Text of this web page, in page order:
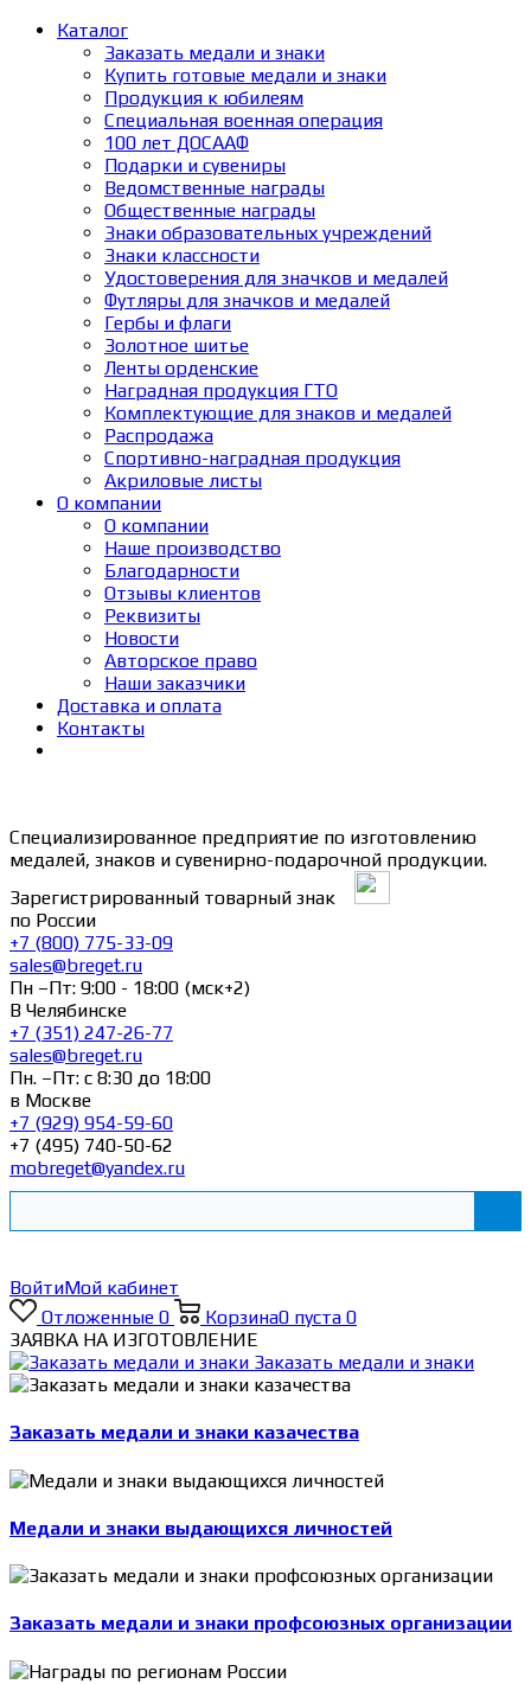
Каталог
Заказать медали и знаки
Купить готовые медали и знаки
Продукция к юбилеям
Специальная военная операция
100 лет ДОСААФ
Подарки и сувениры
Ведомственные награды
Общественные награды
Знаки образовательных учреждений
Знаки классности
Удостоверения для значков и медалей
Футляры для значков и медалей
Гербы и флаги
Золотное шитье
Ленты орденские
Наградная продукция ГТО
Комплектующие для знаков и медалей
Распродажа
Спортивно-наградная продукция
Акриловые листы
О компании
О компании
Наше производство
Благодарности
Отзывы клиентов
Реквизиты
Новости
Авторское право
Наши заказчики
Доставка и оплата
Контакты
Специализированное предприятие по изготовлению
медалей, знаков и сувенирно-подарочной продукции.
Зарегистрированный товарный знак
по России
+7 (800) 775-33-09
sales@breget.ru
Пн –Пт: 9:00 - 18:00 (мск+2)
В Челябинске
+7 (351) 247-26-77
sales@breget.ru
Пн. –Пт: с 8:30 до 18:00
в Москве
+7 (929) 954-59-60
+7 (495) 740-50-62
mobreget@yandex.ru
ВойтиМой кабинет
Отложенные 0 Корзина0 пуста 0
ЗАЯВКА НА ИЗГОТОВЛЕНИЕ
Заказать медали и знаки
Заказать медали и знаки казачества
Медали и знаки выдающихся личностей
Заказать медали и знаки профсоюзных организации